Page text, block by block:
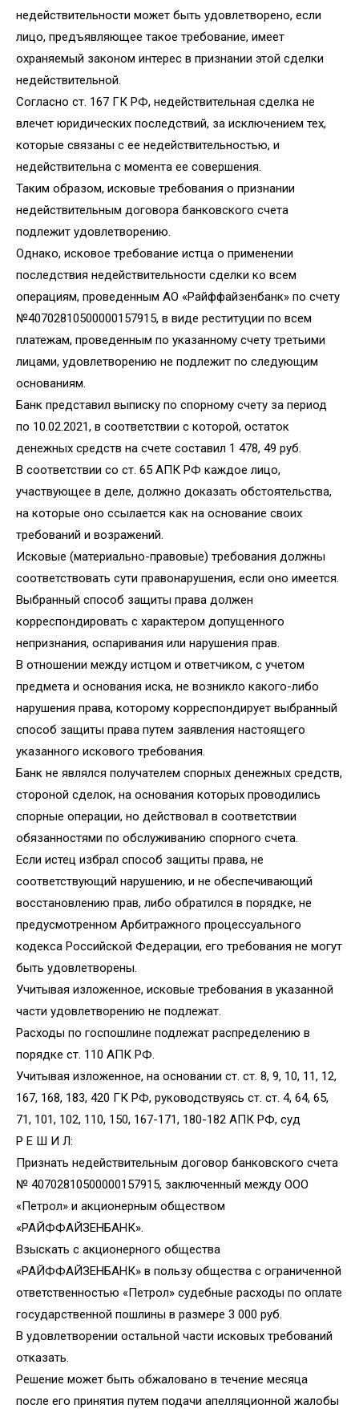
недействительности может быть удовлетворено, если
лицо, предъявляющее такое требование, имеет
охраняемый законом интерес в признании этой сделки
недействительной.
Согласно ст. 167 ГК РФ, недействительная сделка не
влечет юридических последствий, за исключением тех,
которые связаны с ее недействительностью, и
недействительна с момента ее совершения.
Таким образом, исковые требования о признании
недействительным договора банковского счета
подлежит удовлетворению.
Однако, исковое требование истца о применении
последствия недействительности сделки ко всем
операциям, проведенным АО «Райффайзенбанк» по счету
№40702810500000157915, в виде реституции по всем
платежам, проведенным по указанному счету третьими
лицами, удовлетворению не подлежит по следующим
основаниям.
Банк представил выписку по спорному счету за период
по 10.02.2021, в соответствии с которой, остаток
денежных средств на счете составил 1 478, 49 руб.
В соответствии со ст. 65 АПК РФ каждое лицо,
участвующее в деле, должно доказать обстоятельства,
на которые оно ссылается как на основание своих
требований и возражений.
Исковые (материально-правовые) требования должны
соответствовать сути правонарушения, если оно имеется.
Выбранный способ защиты права должен
корреспондировать с характером допущенного
непризнания, оспаривания или нарушения прав.
В отношении между истцом и ответчиком, с учетом
предмета и основания иска, не возникло какого-либо
нарушения права, которому корреспондирует выбранный
способ защиты права путем заявления настоящего
указанного искового требования.
Банк не являлся получателем спорных денежных средств,
стороной сделок, на основания которых проводились
спорные операции, но действовал в соответствии
обязанностями по обслуживанию спорного счета.
Если истец избрал способ защиты права, не
соответствующий нарушению, и не обеспечивающий
восстановлению прав, либо обратился в порядке, не
предусмотренном Арбитражного процессуального
кодекса Российской Федерации, его требования не могут
быть удовлетворены.
Учитывая изложенное, исковые требования в указанной
части удовлетворению не подлежат.
Расходы по госпошлине подлежат распределению в
порядке ст. 110 АПК РФ.
Учитывая изложенное, на основании ст. ст. 8, 9, 10, 11, 12,
167, 168, 183, 420 ГК РФ, руководствуясь ст. ст. 4, 64, 65,
71, 101, 102, 110, 150, 167-171, 180-182 АПК РФ, суд
Р Е Ш И Л:
Признать недействительным договор банковского счета
№ 40702810500000157915, заключенный между ООО
«Петрол» и акционерным обществом
«РАЙФФАЙЗЕНБАНК».
Взыскать с акционерного общества
«РАЙФФАЙЗЕНБАНК» в пользу общества с ограниченной
ответственностью «Петрол» судебные расходы по оплате
государственной пошлины в размере 3 000 руб.
В удовлетворении остальной части исковых требований
отказать.
Решение может быть обжаловано в течение месяца
после его принятия путем подачи апелляционной жалобы